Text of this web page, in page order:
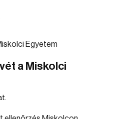
a Miskolci